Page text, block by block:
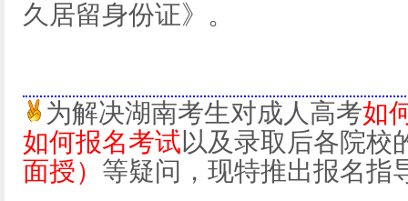
久居留身份证》。
为解决湖南考生对成人高考如
如何报名考试以及录取后各院校
面授） 等疑问，现特推出报名指